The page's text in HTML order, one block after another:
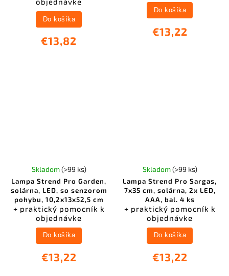
€13,82
Do košíka
€13,22
Do košíka
Lampa Strend Pro Garden,
solárna, LED, so senzorom
pohybu, 10,2x13x52,5 cm
+ praktický pomocník k
objednávke
Skladom(>99 ks)
€13,22
Do košíka
Lampa Strend Pro Sargas,
7x35 cm, solárna, 2x LED,
AAA, bal. 4 ks
+ praktický pomocník k
objednávke
Skladom(>99 ks)
€13,22
Do košíka